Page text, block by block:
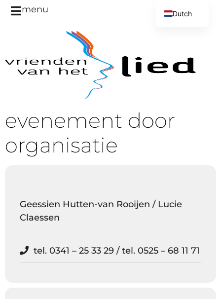
menu
evenement door
organisatie
Geessien Hutten-van Rooijen / Lucie
Claessen
tel. 0341 – 25 33 29 / tel. 0525 – 68 11 71
Dutch